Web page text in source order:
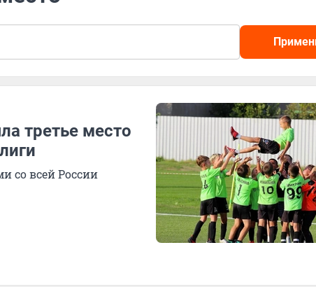
третье место
со всей России